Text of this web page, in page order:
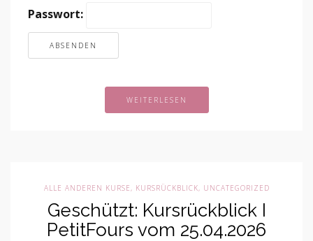
Passwort:
WEITERLESEN
ALLE ANDEREN KURSE, KURSRÜCKBLICK, UNCATEGORIZED
Geschützt: Kursrückblick I
PetitFours vom 25.04.2026